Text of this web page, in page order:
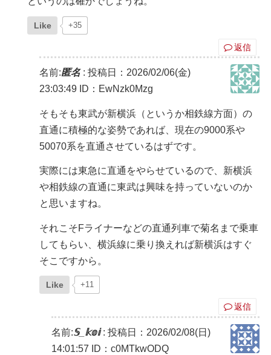
Like +35
返信
名前:匿名: 投稿日：2026/02/06(金)
23:03:49 ID：EwNzk0Mzg
そもそも東武が新横浜（というか相鉄線方面）の
直通に積極的な姿勢であれば、現在の9000系や
50070系を直通させているはずです。
実際には東急に直通をやらせているので、新横浜
や相鉄線の直通に東武は興味を持っていないのか
と思いますね。
それこそFライナーなどの直通列車で菊名まで乗車
してもらい、横浜線に乗り換えれば新横浜はすぐ
そこですから。
Like +11
返信
名前:𝕊_𝕜𝕠𝕚: 投稿日：2026/02/08(日)
14:01:57
ID：c0MTkwODQ